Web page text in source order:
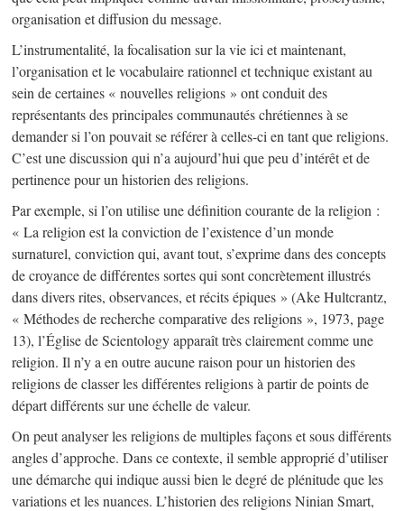
organisation et diffusion du message.
L’instrumentalité, la focalisation sur la vie ici et maintenant,
l’organisation et le vocabulaire rationnel et technique existant au
sein de certaines « nouvelles religions » ont conduit des
représentants des principales communautés chrétiennes à se
demander si l’on pouvait se référer à celles-ci en tant que religions.
C’est une discussion qui n’a aujourd’hui que peu d’intérêt et de
pertinence pour un historien des religions.
Par exemple, si l’on utilise une définition courante de la religion :
« La religion est la conviction de l’existence d’un monde
surnaturel, conviction qui, avant tout, s’exprime dans des concepts
de croyance de différentes sortes qui sont concrètement illustrés
dans divers rites, observances, et récits épiques » (Ake Hultcrantz,
« Méthodes de recherche comparative des religions », 1973, page
13), l’Église de Scientology apparaît très clairement comme une
religion. Il n’y a en outre aucune raison pour un historien des
religions de classer les différentes religions à partir de points de
départ différents sur une échelle de valeur.
On peut analyser les religions de multiples façons et sous différents
angles d’approche. Dans ce contexte, il semble approprié d’utiliser
une démarche qui indique aussi bien le degré de plénitude que les
variations et les nuances. L’historien des religions Ninian Smart,